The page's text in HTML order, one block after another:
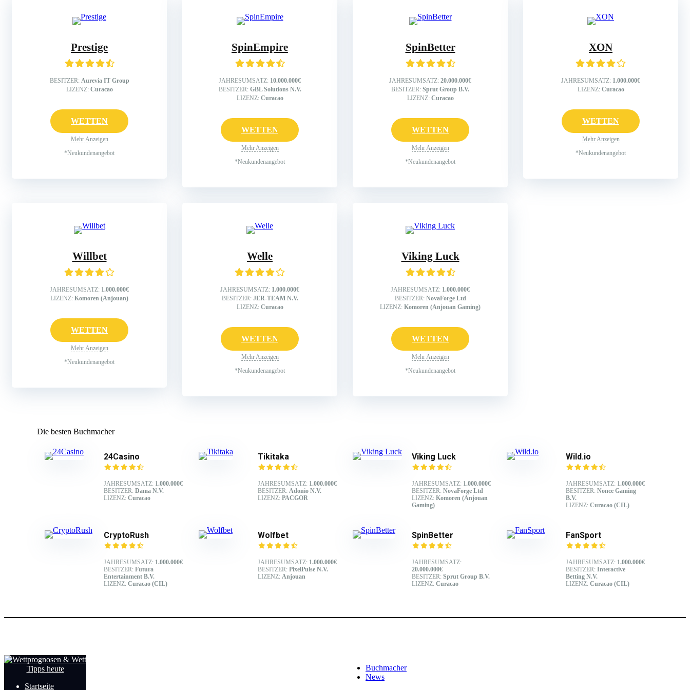
Prestige
BESITZER: Aurevia IT Group
LIZENZ: Curacao
WETTEN
Mehr Anzeigen
*Neukundenangebot
SpinEmpire
JAHRESUMSATZ: 10.000.000€
BESITZER: GBL Solutions N.V.
LIZENZ: Curacao
WETTEN
Mehr Anzeigen
*Neukundenangebot
SpinBetter
JAHRESUMSATZ: 20.000.000€
BESITZER: Sprut Group B.V.
LIZENZ: Curacao
WETTEN
Mehr Anzeigen
*Neukundenangebot
XON
JAHRESUMSATZ: 1.000.000€
LIZENZ: Curacao
WETTEN
Mehr Anzeigen
*Neukundenangebot
Willbet
JAHRESUMSATZ: 1.000.000€
LIZENZ: Komoren (Anjouan)
WETTEN
Mehr Anzeigen
*Neukundenangebot
Welle
JAHRESUMSATZ: 1.000.000€
BESITZER: JER-TEAM N.V.
LIZENZ: Curacao
WETTEN
Mehr Anzeigen
*Neukundenangebot
Viking Luck
JAHRESUMSATZ: 1.000.000€
BESITZER: NovaForge Ltd
LIZENZ: Komoren (Anjouan Gaming)
WETTEN
Mehr Anzeigen
*Neukundenangebot
Die besten Buchmacher
24Casino
JAHRESUMSATZ: 1.000.000€
BESITZER: Dama N.V.
LIZENZ: Curacao
Tikitaka
JAHRESUMSATZ: 1.000.000€
BESITZER: Adonio N.V.
LIZENZ: PACGOR
Viking Luck
JAHRESUMSATZ: 1.000.000€
BESITZER: NovaForge Ltd
LIZENZ: Komoren (Anjouan
Gaming)
Wild.io
JAHRESUMSATZ: 1.000.000€
BESITZER: Nonce Gaming
B.V.
LIZENZ: Curacao (CIL)
CryptoRush
JAHRESUMSATZ: 1.000.000€
BESITZER: Futura
Entertainment B.V.
LIZENZ: Curacao (CIL)
Wolfbet
JAHRESUMSATZ: 1.000.000€
BESITZER: PixelPulse N.V.
LIZENZ: Anjouan
SpinBetter
JAHRESUMSATZ:
20.000.000€
BESITZER: Sprut Group B.V.
LIZENZ: Curacao
FanSport
JAHRESUMSATZ: 1.000.000€
BESITZER: Interactive
Betting N.V.
LIZENZ: Curacao (CIL)
© Copyright 2026
Buchmacher
News
Startseite